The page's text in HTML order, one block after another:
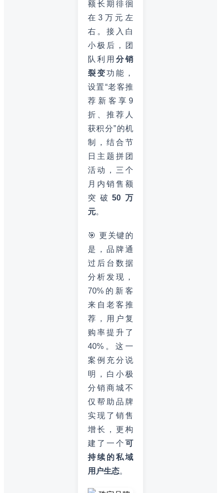
额长期徘徊
在3万元左
右。接入白
小极后，团
队利用 分销
裂变功能，
设置“老客推
荐新客享9
折、推荐人
获积分”的机
制，结合节
日主题拼团
活动，三个
月内销售额
突破50万
元。
🎯 更关键的
是，品牌通
过后台数据
分析发现，
70%的新客
来自老客推
荐，用户复
购率提升了
40%。这一
案例充分说
明，白小极
分销商城不
仅帮助品牌
实现了销售
增长，更构
建了一个 可
持续的私域
用户生态。